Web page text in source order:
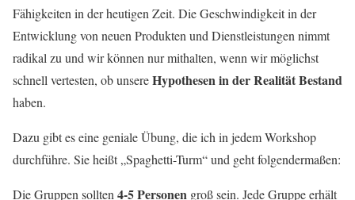
Fähigkeiten in der heutigen Zeit. Die Geschwindigkeit in der
Entwicklung von neuen Produkten und Dienstleistungen nimmt
radikal zu und wir können nur mithalten, wenn wir möglichst
schnell vertesten, ob unsereHypothesen in der Realität Bestand
haben.
Dazu gibt es eine geniale Übung, die ich in jedem Workshop
durchführe. Sie heißt „Spaghetti-Turm“ und geht folgendermaßen:
Die Gruppen sollten 4-5 Personen groß sein. Jede Gruppe erhält